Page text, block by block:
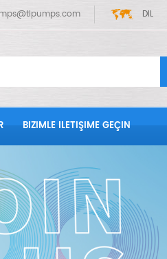
DIL
BIZIMLE ILETIŞIME GEÇIN